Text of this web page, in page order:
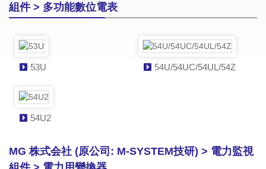
組件 > 多功能數位電表
53U 54U/54UC/54UL/54Z
54U2
MG 株式会社 (原公司: M-SYSTEM技研) > 電力監視